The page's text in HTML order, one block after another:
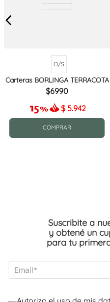
O/S
Carteras BORLINGA TERRACOTA
6990
$ 5.942
COMPRAR
Suscribite a
y obtené un
para tu